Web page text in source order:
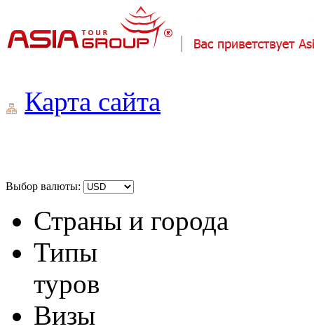
Карта сайта
Выбор валюты:
Страны и города
Типы
туров
Визы